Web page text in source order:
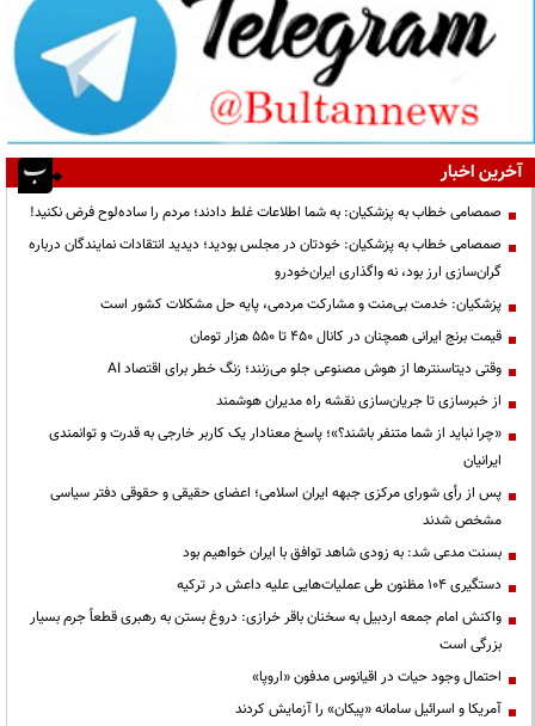
آخرین اخبار
صمصامی خطاب به پزشکیان: به شما اطلاعات غلط دادند؛ مردم را ساده‌لوح فرض نکنید!
صمصامی خطاب به پزشکیان: خودتان در مجلس بودید؛ دیدید انتقادات نمایندگان درباره
گران‌سازی ارز بود، نه واگذاری ایران‌خودرو
پزشکیان: خدمت بی‌منت و مشارکت مردمی، پایه حل مشکلات کشور است
قیمت‌ برنج ایرانی همچنان در کانال ۴۵۰ تا ۵۵۰ هزار تومان
وقتی دیتاسنترها از هوش مصنوعی جلو می‌زنند؛ زنگ خطر برای اقتصاد AI
از خبرسازی تا جریان‌سازی نقشه راه مدیران هوشمند
«چرا نباید از شما متنفر باشند؟»؛ پاسخ معنادار یک کاربر خارجی به قدرت و توانمندی
ایرانیان
پس از رأی شورای مرکزی جبهه ایران اسلامی؛ اعضای حقیقی و حقوقی دفتر سیاسی
مشخص شدند
بسنت مدعی شد: به زودی شاهد توافق با ایران خواهیم بود
دستگیری ۱۰۴ مظنون طی عملیات‌هایی علیه داعش در ترکیه
واکنش امام جمعه اردبیل به سخنان باقر خرازی: دروغ بستن به رهبری قطعاً جرم بسیار
بزرگی است
احتمال وجود حیات در اقیانوس مدفون «اروپا»
آمریکا و اسرائیل سامانه «پیکان» را آزمایش کردند